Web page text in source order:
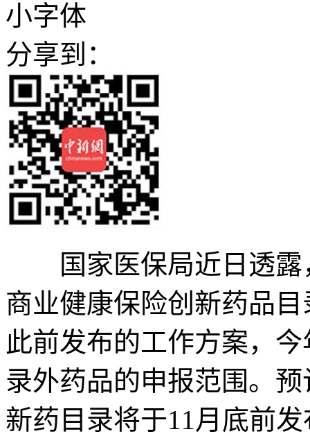
小字体
分享到：
国家医保局近日透露
商业健康保险创新药品
此前发布的工作方案，
录外药品的申报范围。
新药目录将于11月底前